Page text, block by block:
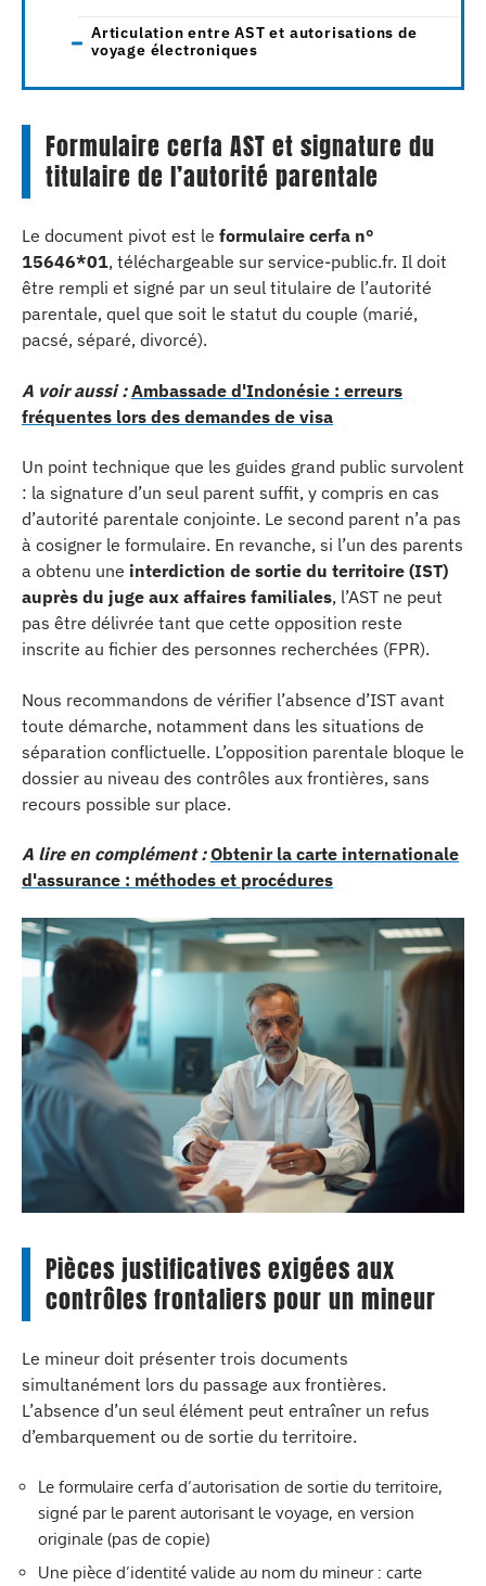
Articulation entre AST et autorisations de
voyage électroniques
Formulaire cerfa AST et signature du
titulaire de l’autorité parentale
Le document pivot est le formulaire cerfa n°
15646*01, téléchargeable sur service-public.fr. Il doit
être rempli et signé par un seul titulaire de l’autorité
parentale, quel que soit le statut du couple (marié,
pacsé, séparé, divorcé).
A voir aussi : Ambassade d'Indonésie : erreurs
fréquentes lors des demandes de visa
Un point technique que les guides grand public survolent
: la signature d’un seul parent suffit, y compris en cas
d’autorité parentale conjointe. Le second parent n’a pas
à cosigner le formulaire. En revanche, si l’un des parents
a obtenu une interdiction de sortie du territoire (IST)
auprès du juge aux affaires familiales, l’AST ne peut
pas être délivrée tant que cette opposition reste
inscrite au fichier des personnes recherchées (FPR).
Nous recommandons de vérifier l’absence d’IST avant
toute démarche, notamment dans les situations de
séparation conflictuelle. L’opposition parentale bloque le
dossier au niveau des contrôles aux frontières, sans
recours possible sur place.
A lire en complément : Obtenir la carte internationale
d'assurance : méthodes et procédures
Pièces justificatives exigées aux
contrôles frontaliers pour un mineur
Le mineur doit présenter trois documents
simultanément lors du passage aux frontières.
L’absence d’un seul élément peut entraîner un refus
d’embarquement ou de sortie du territoire.
Le formulaire cerfa d’autorisation de sortie du territoire,
signé par le parent autorisant le voyage, en version
originale (pas de copie)
Une pièce d’identité valide au nom du mineur : carte